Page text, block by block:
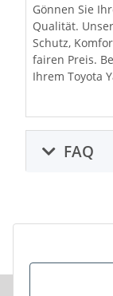
Gönnen Sie
Qualität.
Schutz,
fairen Preis.
Ihrem Toyota
FAQ